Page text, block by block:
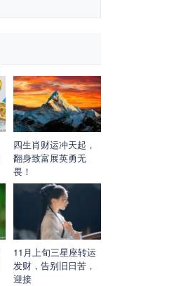
四生肖财运冲天起，
翻身致富展英勇无
畏！
11月上旬三星座转运
发财，告别旧日苦，
迎接